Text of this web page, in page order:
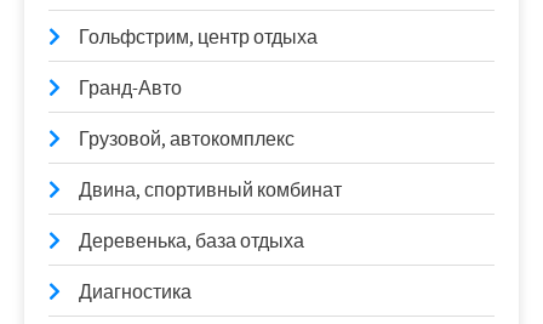
Гольфстрим, центр отдыха
Гранд-Авто
Грузовой, автокомплекс
Двина, спортивный комбинат
Деревенька, база отдыха
Диагностика